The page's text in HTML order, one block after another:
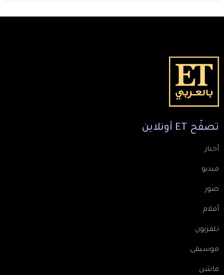
تصفّح ET أونلاين
أخبار
فيديو
صور
أفلام
تلفزيون
موسيقى
فاشن